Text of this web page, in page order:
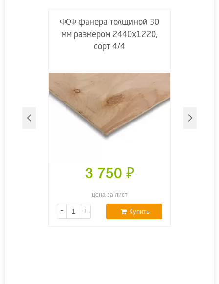
ФСФ фанера толщиной 30
мм размером 2440х1220,
сорт 4/4
3 750 ₽
цена за лист
- + Купить